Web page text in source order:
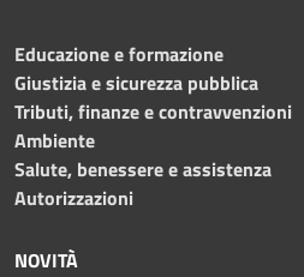
Educazione e formazione
Giustizia e sicurezza pubblica
Tributi, finanze e contravvenzioni
Ambiente
Salute, benessere e assistenza
Autorizzazioni
NOVITÀ